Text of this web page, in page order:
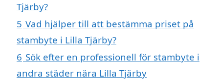
Tjärby?
5 Vad hjälper till att bestämma priset på
stambyte i Lilla Tjärby?
6 Sök efter en professionell för stambyte i
andra städer nära Lilla Tjärby